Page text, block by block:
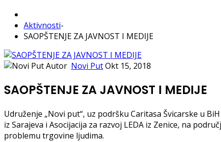
Aktivnosti-
SAOPŠTENJE ZA JAVNOST I MEDIJE
Autor Novi PutOkt 15, 2018
SAOPŠTENJE ZA JAVNOST I MEDIJE
Udruženje „Novi put“, uz podršku Caritasa Švicarske u
iz Sarajeva i Asocijacija za razvoj LEDA iz Zenice, na
problemu trgovine ljudima.